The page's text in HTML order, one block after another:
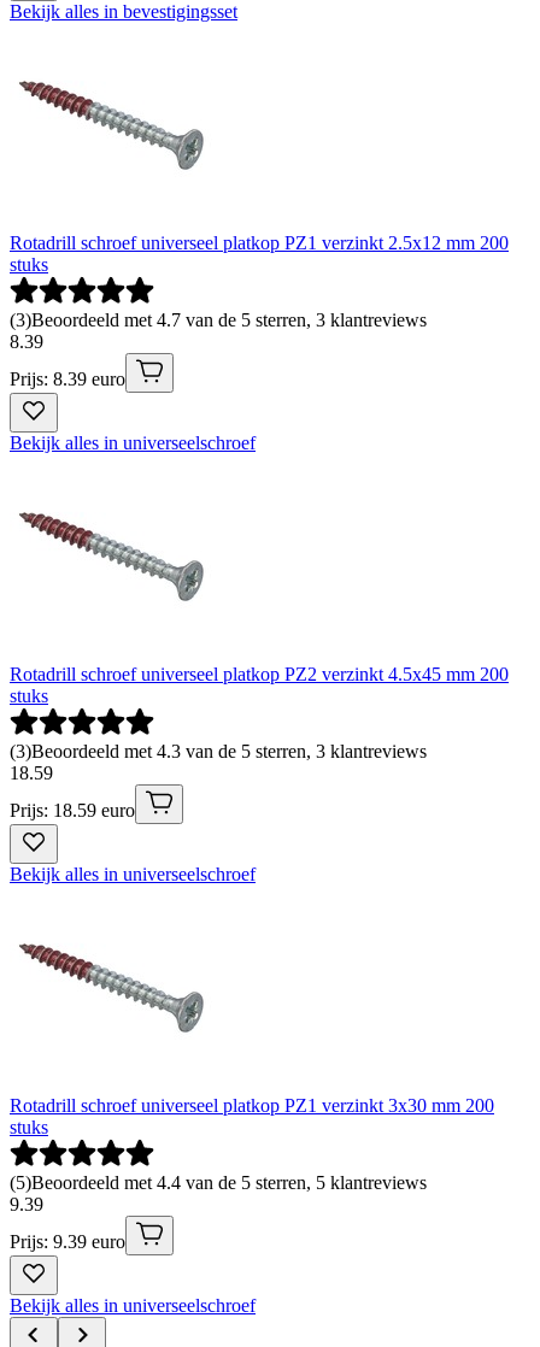
Bekijk alles in bevestigingsset
Rotadrill schroef universeel platkop PZ1 verzinkt 2.5x12 mm 200
stuks
(3)Beoordeeld met 4.7 van de 5 sterren, 3 klantreviews
8.39
Prijs: 8.39 euro
Bekijk alles in universeelschroef
Rotadrill schroef universeel platkop PZ2 verzinkt 4.5x45 mm 200
stuks
(3)Beoordeeld met 4.3 van de 5 sterren, 3 klantreviews
18.59
Prijs: 18.59 euro
Bekijk alles in universeelschroef
Rotadrill schroef universeel platkop PZ1 verzinkt 3x30 mm 200
stuks
(5)Beoordeeld met 4.4 van de 5 sterren, 5 klantreviews
9.39
Prijs: 9.39 euro
Bekijk alles in universeelschroef